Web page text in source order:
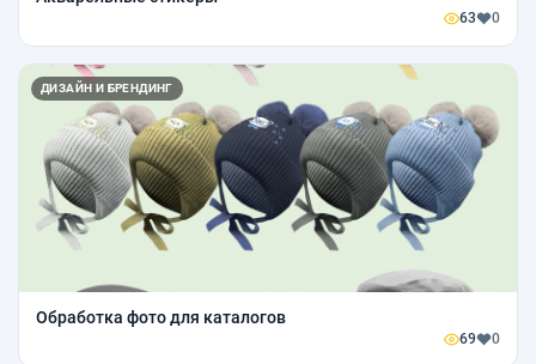
63 0
ДИЗАЙН И БРЕНДИНГ
Обработка фото для каталогов
69 0